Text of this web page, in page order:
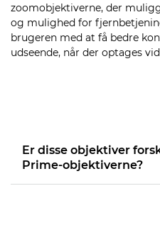
zoomobjektiverne, der
og mulighed for
brugeren med at få bedre
udseende, når der optages
Er disse objektiver
Prime-objektiverne?